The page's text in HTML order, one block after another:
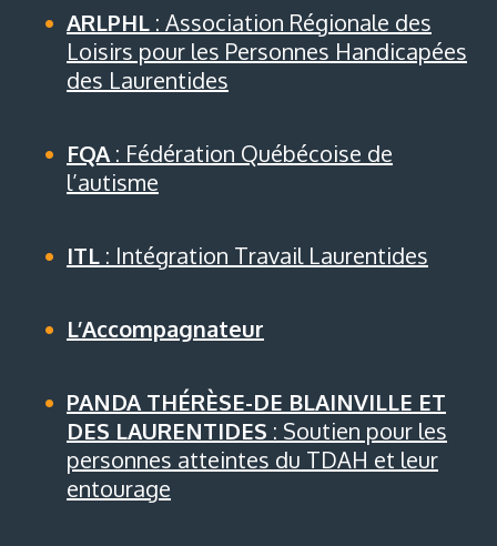
ARLPHL : Association Régionale des
Loisirs pour les Personnes Handicapées
des Laurentides
FQA : Fédération Québécoise de
l’autisme
ITL : Intégration Travail Laurentides
L’Accompagnateur
PANDA THÉRÈSE-DE BLAINVILLE ET
DES LAURENTIDES : Soutien pour les
personnes atteintes du TDAH et leur
entourage